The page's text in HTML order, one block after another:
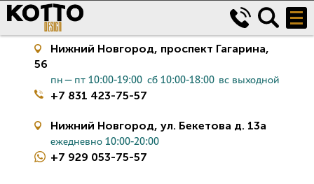
Керамическая плитка
Нижний Новгород, проспект Гагарина,
56
пн—пт 10:00-19:00 сб 10:00-18:00 вс выходной
+7 831 423-75-57
Нижний Новгород, ул. Бекетова д. 13а
ежедневно 10:00-20:00
+7 929 053-75-57